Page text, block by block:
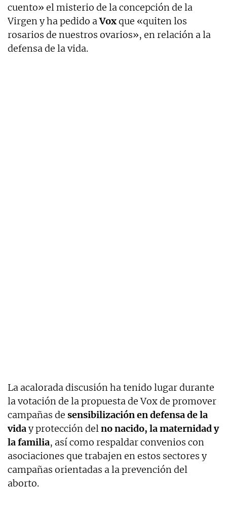
cuento» el misterio de la concepción de la
Virgen y ha pedido aVoxque «quiten los
rosarios de nuestros ovarios», en relación a la
defensa de la vida.
La acalorada discusión ha tenido lugar durante
la votación de la propuesta de Vox de promover
campañas de sensibilización en defensa de la
viday protección delno nacido, la maternidad y
la familia, así como respaldar convenios con
asociaciones que trabajen en estos sectores y
campañas orientadas a la prevención del
aborto.